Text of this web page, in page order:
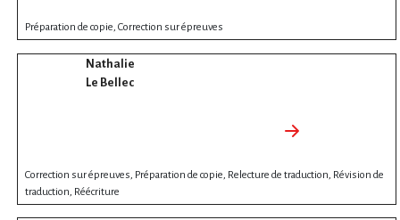
Préparation de copie, Correction sur épreuves
Nathalie
Le Bellec
Correction sur épreuves, Préparation de copie, Relecture de traduction, Révision de
traduction, Réécriture